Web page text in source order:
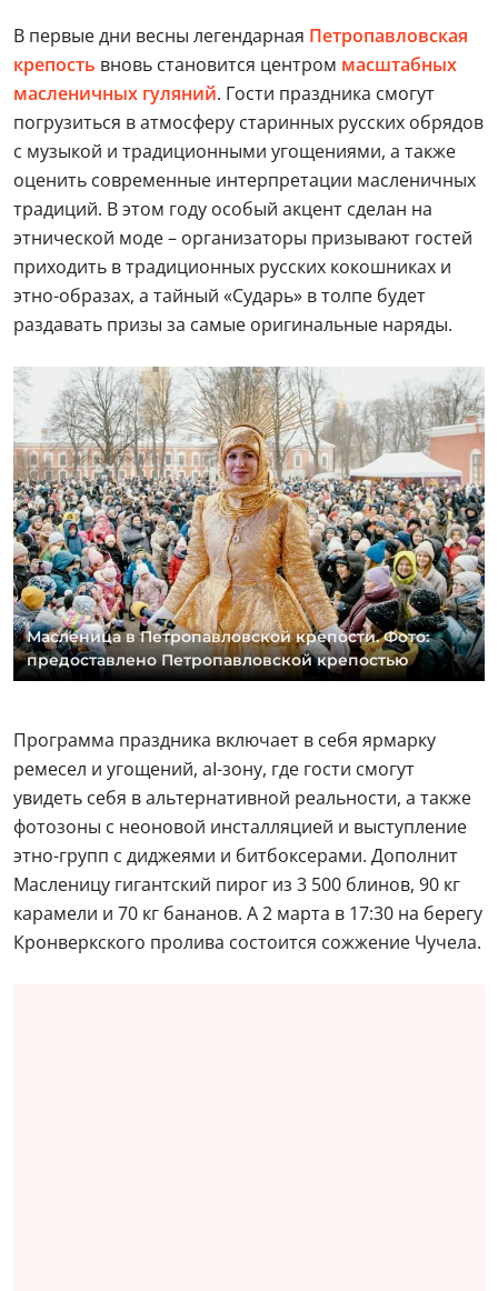
В первые дни весны легендарная Петропавловская
крепость вновь становится центром масштабных
масленичных гуляний. Гости праздника смогут
погрузиться в атмосферу старинных русских обрядов
с музыкой и традиционными угощениями, а также
оценить современные интерпретации масленичных
традиций. В этом году особый акцент сделан на
этнической моде – организаторы призывают гостей
приходить в традиционных русских кокошниках и
этно-образах, а тайный «Сударь» в толпе будет
раздавать призы за самые оригинальные наряды.
Масленица в Петропавловской крепости. Фото:
предоставлено Петропавловской крепостью
Программа праздника включает в себя ярмарку
ремесел и угощений, аI-зону, где гости смогут
увидеть себя в альтернативной реальности, а также
фотозоны с неоновой инсталляцией и выступление
этно-групп с диджеями и битбоксерами. Дополнит
Масленицу гигантский пирог из 3 500 блинов, 90 кг
карамели и 70 кг бананов. А 2 марта в 17:30 на берегу
Кронверкского пролива состоится сожжение Чучела.